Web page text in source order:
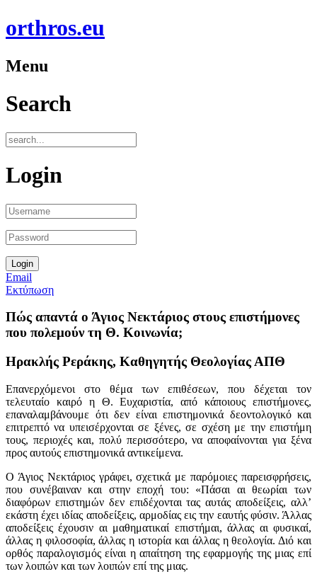
orthros.eu
Menu
Search
Login
Email
Εκτύπωση
Πώς απαντά ο Άγιος Νεκτάριος στους επιστήμονες
που πολεμούν τη Θ. Κοινωνία;
Ηρακλής Ρεράκης, Καθηγητής Θεολογίας ΑΠΘ
Επανερχόμενοι στο θέμα των επιθέσεων, που δέχεται τον
τελευταίο καιρό η Θ. Ευχαριστία, από κάποιους επιστήμονες,
επαναλαμβάνουμε ότι δεν είναι επιστημονικά δεοντολογικό και
επιτρεπτό να υπεισέρχονται σε ξένες, σε σχέση με την επιστήμη
τους, περιοχές και, πολύ περισσότερο, να αποφαίνονται για ξένα
προς αυτούς επιστημονικά αντικείμενα.
Ο Άγιος Νεκτάριος γράφει, σχετικά με παρόμοιες παρεισφρήσεις,
που συνέβαιναν και στην εποχή του: «Πάσαι αι θεωρίαι των
διαφόρων επιστημών δεν επιδέχονται τας αυτάς αποδείξεις, αλλ’
εκάστη έχει ιδίας αποδείξεις, αρμοδίας εις την εαυτής φύσιν. Άλλας
αποδείξεις έχουσιν αι μαθηματικαί επιστήμαι, άλλας αι φυσικαί,
άλλας η φιλοσοφία, άλλας η ιστορία και άλλας η θεολογία. Διό και
ορθός παραλογισμός είναι η απαίτηση της εφαρμογής της μιας επί
των λοιπών και των λοιπών επί της μιας.